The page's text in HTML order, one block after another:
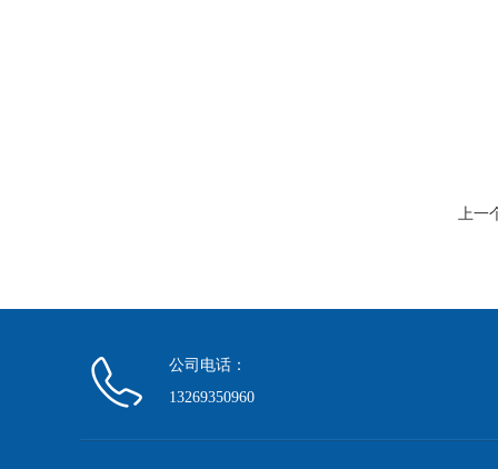
上一
公司电话：
13269350960